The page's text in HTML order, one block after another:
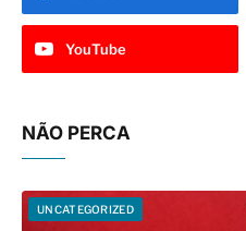
YouTube
NÃO PERCA
UNCATEGORIZED